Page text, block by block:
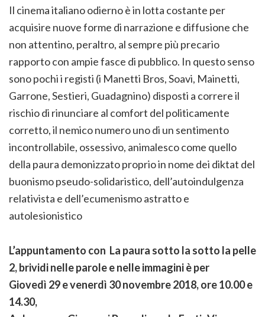
Il cinema italiano odierno è in lotta costante per
acquisire nuove forme di narrazione e diffusione che
non attentino, peraltro, al sempre più precario
rapporto con ampie fasce di pubblico. In questo senso
sono pochi i registi (i Manetti Bros, Soavi, Mainetti,
Garrone, Sestieri, Guadagnino) disposti a correre il
rischio di rinunciare al comfort del politicamente
corretto, il nemico numero uno di un sentimento
incontrollabile, ossessivo, animalesco come quello
della paura demonizzato proprio in nome dei diktat del
buonismo pseudo-solidaristico, dell’autoindulgenza
relativista e dell’ecumenismo astratto e
autolesionistico
L’appuntamento con La paura sotto la sotto la pelle
2, brividi nelle parole e nelle immagini è per
Giovedì 29 e venerdì 30 novembre 2018, ore 10.00 e
14.30,